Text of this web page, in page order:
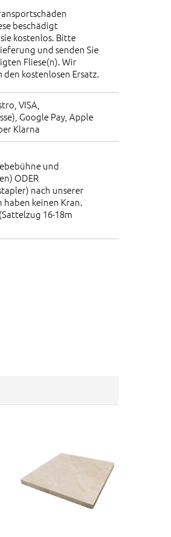
beschädigt
kostenlos. Bitte
und senden Sie
Fliese(n). Wir
kostenlosen Ersatz.
VISA,
Google Pay, Apple
Klarna
und
ODER
nach unserer
haben keinen Kran.
16-18m